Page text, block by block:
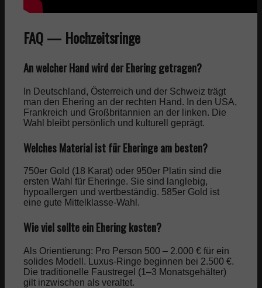
FAQ — Hochzeitsringe
An welcher Hand wird der Ehering getragen?
In Deutschland, Österreich und der Schweiz trägt
man den Ehering an der rechten Hand. In den USA,
Frankreich und Großbritannien an der linken. Die
Wahl bleibt persönlich und kulturell geprägt.
Welches Material ist für Eheringe am besten?
750er Gold (18 Karat) oder 950er Platin sind die
ersten Wahl für Eheringe. Sie sind langlebig,
hypoallergen und wertbeständig. 585er Gold ist
eine gute Mittelklasse-Wahl.
Wie viel sollte ein Ehering kosten?
Als Orientierung: Pro Person 500 – 2.000 € für ein
solides Modell. Luxus-Ringe beginnen bei 2.500 €.
Die traditionelle Faustregel (1–3 Monatsgehälter)
gilt inzwischen als veraltet.